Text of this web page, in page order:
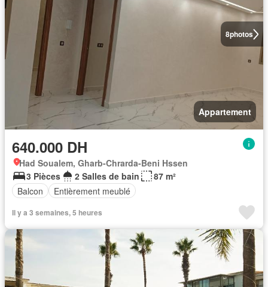
8photos
Appartement
640.000 DH
Had Soualem, Gharb-Chrarda-Beni Hssen
3 Pièces
2 Salles de bain
87 m²
Balcon
Entièrement meublé
Il y a 3 semaines, 5 heures